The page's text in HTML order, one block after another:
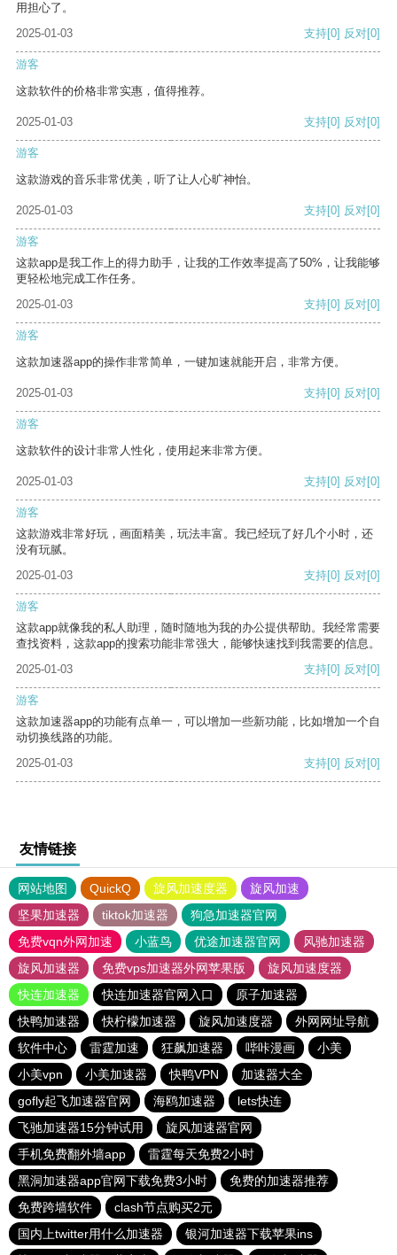
用担心了。
2025-01-03
支持[0] 反对[0]
游客
这款软件的价格非常实惠，值得推荐。
2025-01-03 支持[0] 反对[0]
游客
这款游戏的音乐非常优美，听了让人心旷神怡。
2025-01-03 支持[0] 反对[0]
游客
这款app是我工作上的得力助手，让我的工作效率提高了50%，让我能够
更轻松地完成工作任务。
2025-01-03
支持[0] 反对[0]
游客
这款加速器app的操作非常简单，一键加速就能开启，非常方便。
2025-01-03 支持[0] 反对[0]
游客
这款软件的设计非常人性化，使用起来非常方便。
2025-01-03 支持[0] 反对[0]
游客
这款游戏非常好玩，画面精美，玩法丰富。我已经玩了好几个小时，还
没有玩腻。
2025-01-03
支持[0] 反对[0]
游客
这款app就像我的私人助理，随时随地为我的办公提供帮助。我经常需要
查找资料，这款app的搜索功能非常强大，能够快速找到我需要的信息。
2025-01-03
支持[0] 反对[0]
游客
这款加速器app的功能有点单一，可以增加一些新功能，比如增加一个自
动切换线路的功能。
2025-01-03
支持[0] 反对[0]
友情链接
网站地图 QuickQ 旋风加速度器
旋风加速
坚果加速器
tiktok加速器
狗急加速器官网
免费vqn外网加速
小蓝鸟 优途加速器官网
风驰加速器
旋风加速器
免费vps加速器外网苹果版
旋风加速度器
快连加速器
快连加速器官网入口
原子加速器
快鸭加速器
快柠檬加速器 旋风加速度器
外网网址导航
软件中心
雷霆加速 狂飙加速器 哔咔漫画
小美
小美vpn
小美加速器 快鸭VPN
加速器大全
gofly起飞加速器官网
海鸥加速器
lets快连
飞驰加速器15分钟试用
旋风加速器官网
手机免费翻外墙app
雷霆每天免费2小时
黑洞加速器app官网下载免费3小时
免费的加速器推荐
免费跨墙软件
clash节点购买2元
国内上twitter用什么加速器
银河加速器下载苹果ins